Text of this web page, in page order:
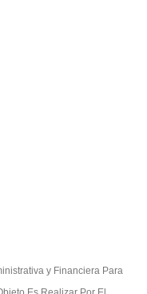
y Financiera Para